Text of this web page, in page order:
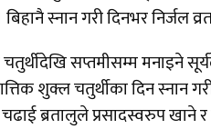
स्नान गरी दिनभर निर्जल
सप्तमीसम्म मनाइने
शुक्ल चतुर्थीका दिन स्नान
चढाई ब्रतालुले प्रसादस्वरुप